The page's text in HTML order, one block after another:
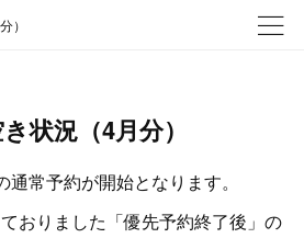
）
状況（4月分）
常予約が開始となります。
おりました「優先予約終了後」の